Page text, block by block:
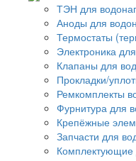
ТЭН для
Аноды для
Термостаты
Электроника
Клапаны для
Прокладки/
Ремкомплекты
Фурнитура для
Крепёжные
Запчасти для
Комплектующие